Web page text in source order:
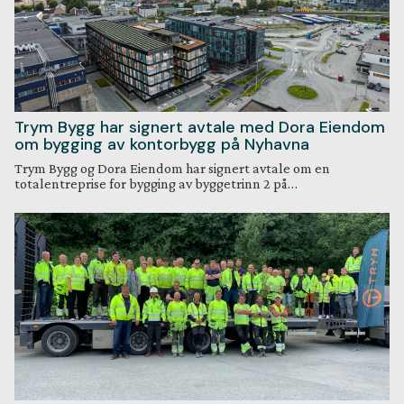
Trym Bygg har signert avtale med Dora Eiendom
om bygging av kontorbygg på Nyhavna
Trym Bygg og Dora Eiendom har signert avtale om en
totalentreprise for bygging av byggetrinn 2 på…